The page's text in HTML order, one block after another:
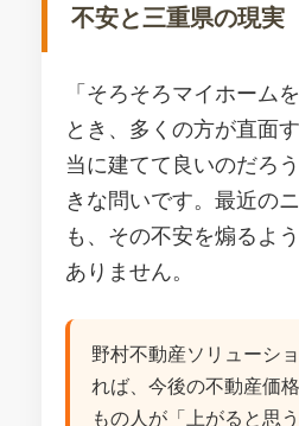
不安と三重県の現実
「そろそろマイホーム
とき、多くの方が直面
当に建てて良いのだろ
きな問いです。最近の
も、その不安を煽るよ
ありません。
野村不動産ソリューシ
れば、今後の不動産価
もの人が「上がると思